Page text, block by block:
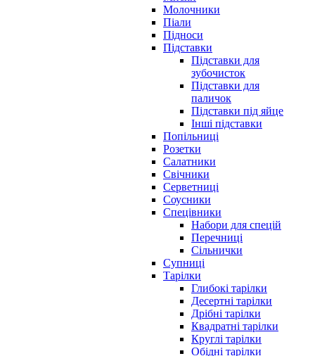
Молочники
Піали
Підноси
Підставки
Підставки для
зубочисток
Підставки для
паличок
Підставки під яйце
Інші підставки
Попільниці
Розетки
Салатники
Свічники
Серветниці
Соусники
Спецівники
Набори для спецій
Перечниці
Сільнички
Супниці
Тарілки
Глибокі тарілки
Десертні тарілки
Дрібні тарілки
Квадратні тарілки
Круглі тарілки
Обідні тарілки